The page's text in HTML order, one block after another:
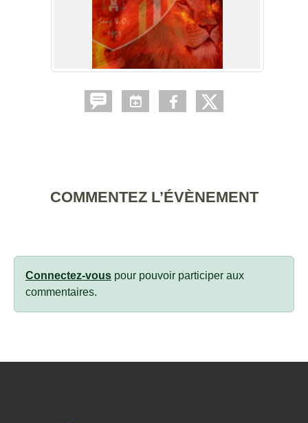
COMMENTEZ L’ÉVÈNEMENT
Connectez-vous pour pouvoir participer aux
commentaires.